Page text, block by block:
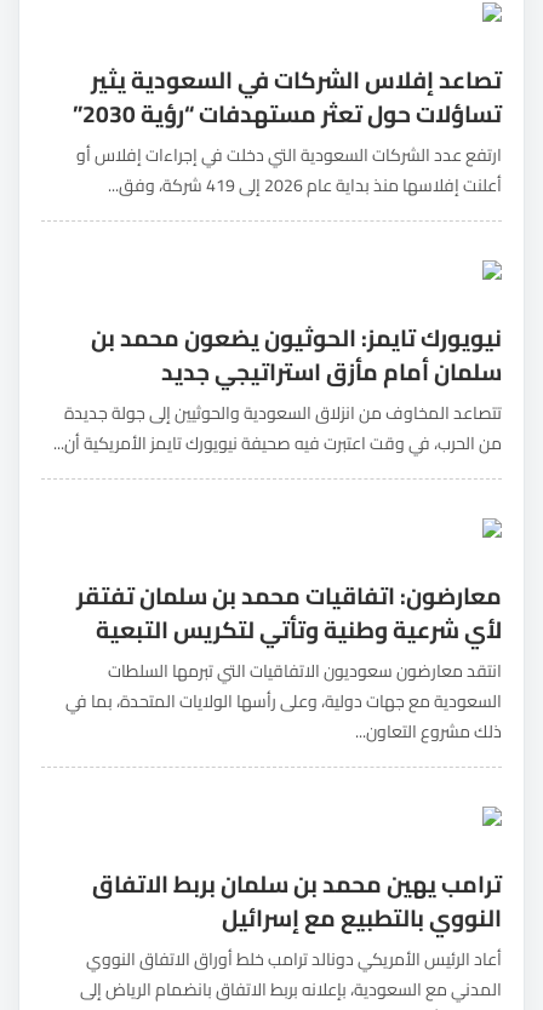
تصاعد إفلاس الشركات في السعودية يثير
تساؤلات حول تعثر مستهدفات “رؤية 2030”
ارتفع عدد الشركات السعودية التي دخلت في إجراءات إفلاس أو
أعلنت إفلاسها منذ بداية عام 2026 إلى 419 شركة، وفق...
نيويورك تايمز: الحوثيون يضعون محمد بن
سلمان أمام مأزق استراتيجي جديد
تتصاعد المخاوف من انزلاق السعودية والحوثيين إلى جولة جديدة
من الحرب، في وقت اعتبرت فيه صحيفة نيويورك تايمز الأمريكية أن...
معارضون: اتفاقيات محمد بن سلمان تفتقر
لأي شرعية وطنية وتأتي لتكريس التبعية
انتقد معارضون سعوديون الاتفاقيات التي تبرمها السلطات
السعودية مع جهات دولية، وعلى رأسها الولايات المتحدة، بما في
ذلك مشروع التعاون...
ترامب يهين محمد بن سلمان بربط الاتفاق
النووي بالتطبيع مع إسرائيل
أعاد الرئيس الأمريكي دونالد ترامب خلط أوراق الاتفاق النووي
المدني مع السعودية، بإعلانه بربط الاتفاق بانضمام الرياض إلى